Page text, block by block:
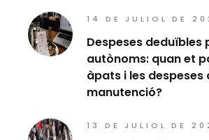
14 DE JULIOL DE
Despeses deduïbles
autònoms: quan et
àpats i les despeses
manutenció?
13 DE JULIOL DE